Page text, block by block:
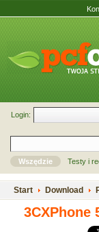
Login:
Wszędzie Testy i
Start Download
3CXPhone